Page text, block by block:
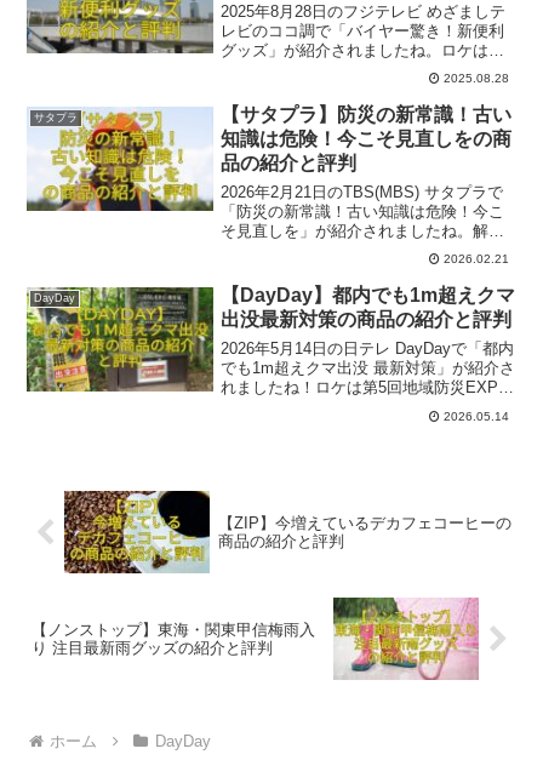
2025年8月28日のフジテレビ めざましテ
レビのココ調で「バイヤー驚き！新便利
グッズ」が紹介されましたね。ロケは第
61回JAPANDIYHOMECENTER SHOW
2025＠幕張メッセでした。ここでは番組
内で出た一部関連商品とその評判をご紹
介いたします。
2025.08.28
サタプラ
【サタプラ】防災の新常識！古い
知識は危険！今こそ見直しをの商
品の紹介と評判
2026年2月21日のTBS(MBS) サタプラで
「防災の新常識！古い知識は危険！今こ
そ見直しを」が紹介されましたね。解説
は備え・防災アドバイザーの高荷智也さ
んでした。ここでは番組内で出た一部関
連商品とその評判をご紹介いたします。
参考になれば幸いです。
2026.02.21
DayDay
【DayDay】都内でも1m超えクマ
出没最新対策の商品の紹介と評判
2026年5月14日の日テレ DayDayで「都内
でも1m超えクマ出没 最新対策」が紹介さ
れましたね！ロケは第5回地域防災EXPO
＠東京ビッグサイトでした。ここでは番
組内で出た一部関連商品とその評判を紹
2026.05.14
【ZIP】今増えているデカフェコーヒーの
商品の紹介と評判
【ノンストップ】東海・関東甲信梅雨入
り 注目最新雨グッズの紹介と評判
ホーム DayDay